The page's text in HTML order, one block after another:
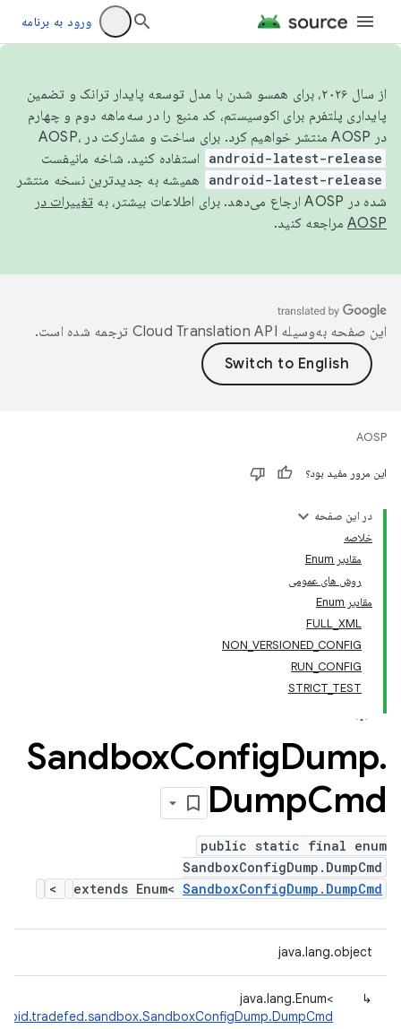
ورود به برنامه
از سال ۲۰۲۶، برای همسو شدن با مدل توسعه پایدار ترانک و تضمین
پایداری پلتفرم برای اکوسیستم، کد منبع را در سه‌ماهه دوم و چهارم
در AOSP منتشر خواهیم کرد. برای ساخت و مشارکت در AOSP،
android-latest-release استفاده کنید. شاخه مانیفست
android-latest-release
همیشه به جدیدترین نسخه منتشر
شده در AOSP ارجاع می‌دهد. برای اطلاعات بیشتر، به
تغییرات در
AOSP مراجعه کنید.
این صفحه به‌وسیله ترجمه شده است.
AOSP
این مرور مفید بود؟
در این صفحه
خلاصه
مقادیر Enum
روش های عمومی
مقادیر Enum
FULL_XML
NON_VERSIONED_CONFIG
RUN_CONFIG
STRICT_TEST
SandboxConfigDump.
DumpCmd
public static final enum
SandboxConfigDump.DumpCmd
extends Enum< SandboxConfigDump.DumpCmd
>
java.lang.object
↳
java.lang.Enum<